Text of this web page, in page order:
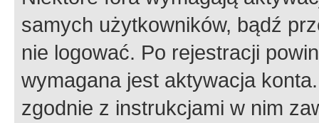
samych użytkowników, bądź
nie logować. Po rejestracji
wymagana jest aktywacja
zgodnie z instrukcjami w nim